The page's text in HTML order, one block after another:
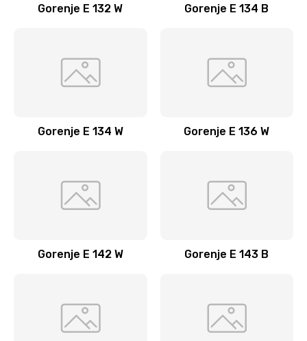
Замена гидросистемы
Gorenje E 132 W Gorenje E 134 B
Gorenje E 134 W Gorenje E 136 W
Gorenje E 142 W Gorenje E 143 B